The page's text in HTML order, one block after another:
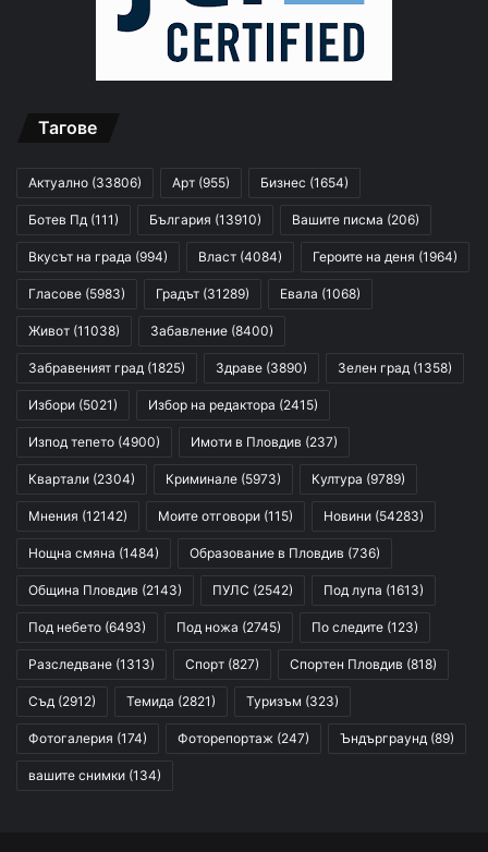
Тагове
Актуално (33806) Арт (955) Бизнес (1654)
Ботев Пд (111) България (13910) Вашите писма (206)
Вкусът на града (994) Власт (4084) Героите на деня (1964)
Гласове (5983) Градът (31289) Евала (1068)
Живот (11038) Забавление (8400)
Забравеният град (1825) Здраве (3890) Зелен град (1358)
Избори (5021) Избор на редактора (2415)
Изпод тепето (4900) Имоти в Пловдив (237)
Квартали (2304) Криминале (5973) Култура (9789)
Мнения (12142) Моите отговори (115) Новини (54283)
Нощна смяна (1484) Образование в Пловдив (736)
Община Пловдив (2143) ПУЛС (2542) Под лупа (1613)
Под небето (6493) Под ножа (2745) По следите (123)
Разследване (1313) Спорт (827) Спортен Пловдив (818)
Съд (2912) Темида (2821) Туризъм (323)
Фотогалерия (174) Фоторепортаж (247) Ъндърграунд (89)
вашите снимки (134)